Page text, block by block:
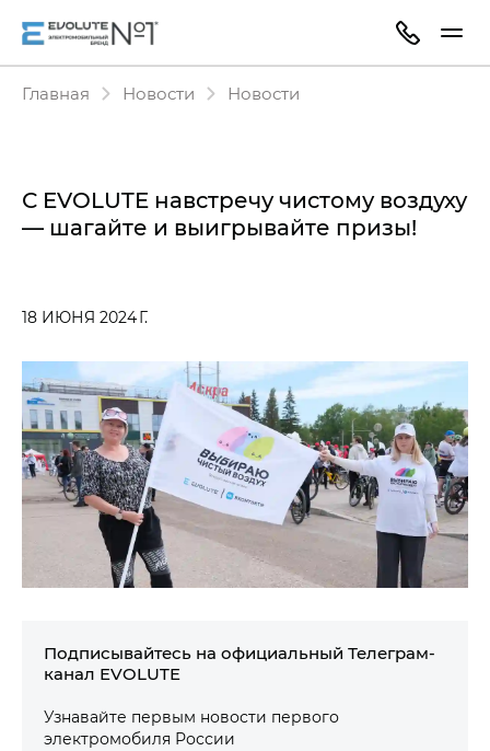
Главная Новости Новости
С EVOLUTE навстречу чистому воздуху
— шагайте и выигрывайте призы!
18 ИЮНЯ 2024 Г.
Подписывайтесь на официальный Телеграм-
канал EVOLUTE
Узнавайте первым новости первого
электромобиля России